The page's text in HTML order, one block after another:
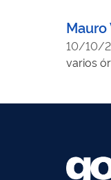
10/10/
varios